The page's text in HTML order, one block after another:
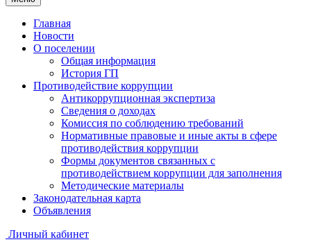
Главная
Новости
О поселении
Общая информация
История ГП
Противодействие коррупции
Антикоррупционная экспертиза
Сведения о доходах
Комиссия по соблюдению требований
Нормативные правовые и иные акты в сфере
противодействия коррупции
Формы документов связанных с
противодействием коррупции для заполнения
Методические материалы
Законодательная карта
Объявления
Личный кабинет